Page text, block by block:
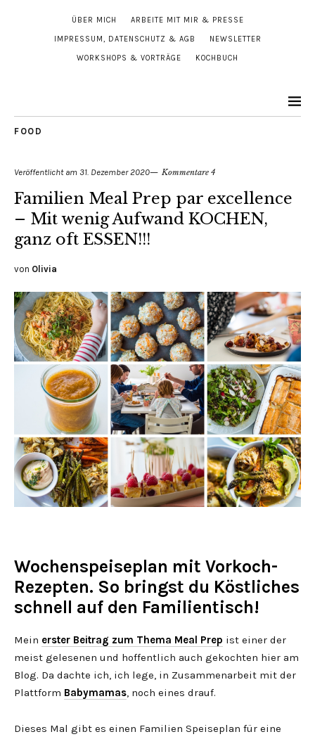
ÜBER MICH ARBEITE MIT MIR & PRESSE
IMPRESSUM, DATENSCHUTZ & AGB NEWSLETTER
WORKSHOPS & VORTRÄGE KOCHBUCH
FOOD
Veröffentlicht am 31. Dezember 2020 Kommentare 4
Familien Meal Prep par excellence
– Mit wenig Aufwand KOCHEN,
ganz oft ESSEN!!!
von Olivia
Wochenspeiseplan mit Vorkoch-
Rezepten. So bringst du Köstliches
schnell auf den Familientisch!
Mein erster Beitrag zum Thema Meal Prep ist einer der
meist gelesenen und hoffentlich auch gekochten hier am
Blog. Da dachte ich, ich lege, in Zusammenarbeit mit der
Plattform Babymamas, noch eines drauf.
Dieses Mal gibt es einen Familien Speiseplan für eine